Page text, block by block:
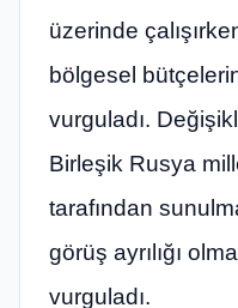
üzerinde
bölgesel
vurguladı.
Birleşik Rusya
tarafından
görüş ayrılığı
vurguladı.